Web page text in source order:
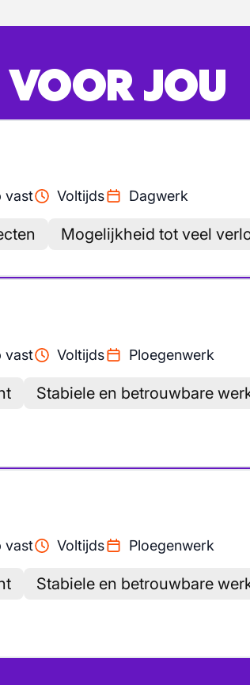
VOOR JOU
vast Voltijds Dagwerk
Mogelijkheid tot veel
vast Voltijds Ploegenwerk
Stabiele en betrouwbare
vast Voltijds Ploegenwerk
Stabiele en betrouwbare